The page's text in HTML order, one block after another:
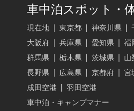
車中泊スポット・
現在地 東京都 神奈川県
大阪府
兵庫県 愛知県 福
群馬県
栃木県 茨城県 山
長野県
広島県 京都府 宮
成田空港
羽田空港
車中泊・キャンプマナー